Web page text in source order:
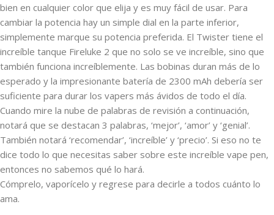
bien en cualquier color que elija y es muy fácil de usar. Para
cambiar la potencia hay un simple dial en la parte inferior,
simplemente marque su potencia preferida. El Twister tiene el
increíble tanque Fireluke 2 que no solo se ve increíble, sino que
también funciona increíblemente. Las bobinas duran más de lo
esperado y la impresionante batería de 2300 mAh debería ser
suficiente para durar los vapers más ávidos de todo el día.
Cuando mire la nube de palabras de revisión a continuación,
notará que se destacan 3 palabras, ‘mejor’, ‘amor’ y ‘genial’.
También notará ‘recomendar’, ‘increíble’ y ‘precio’. Si eso no te
dice todo lo que necesitas saber sobre este increíble vape pen,
entonces no sabemos qué lo hará.
Cómprelo, vaporícelo y regrese para decirle a todos cuánto lo
ama.